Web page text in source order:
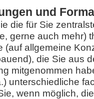
und
die für Sie
gerne auch mehr)
(auf allgemeine
die Sie aus
mitgenommen
unterschiedliche
wenn möglich,